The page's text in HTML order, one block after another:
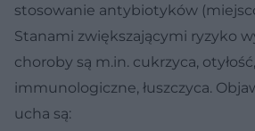
stosowanie antybiotyków
Stanami zwiększającymi ryzyko
choroby są m.in. cukrzyca,
immunologiczne, łuszczyca.
ucha są: